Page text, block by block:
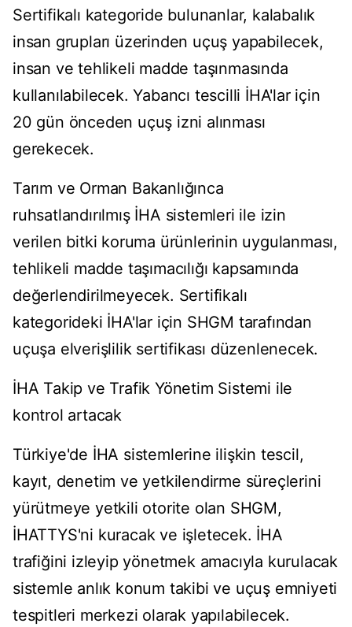
Sertifikalı kategoride bulunanlar, kalabalık
insan grupları üzerinden uçuş yapabilecek,
insan ve tehlikeli madde taşınmasında
kullanılabilecek. Yabancı tescilli İHA'lar için
20 gün önceden uçuş izni alınması
gerekecek.
Tarım ve Orman Bakanlığınca
ruhsatlandırılmış İHA sistemleri ile izin
verilen bitki koruma ürünlerinin uygulanması,
tehlikeli madde taşımacılığı kapsamında
değerlendirilmeyecek. Sertifikalı
kategorideki İHA'lar için SHGM tarafından
uçuşa elverişlilik sertifikası düzenlenecek.
İHA Takip ve Trafik Yönetim Sistemi ile
kontrol artacak
Türkiye'de İHA sistemlerine ilişkin tescil,
kayıt, denetim ve yetkilendirme süreçlerini
yürütmeye yetkili otorite olan SHGM,
İHATTYS'ni kuracak ve işletecek. İHA
trafiğini izleyip yönetmek amacıyla kurulacak
sistemle anlık konum takibi ve uçuş emniyeti
tespitleri merkezi olarak yapılabilecek.